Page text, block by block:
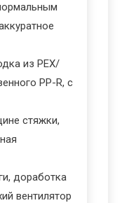
из PEX/
PP-R, с
стяжки,
доработка
вентилятор